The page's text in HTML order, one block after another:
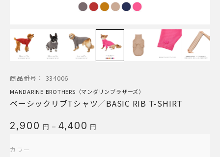
商品番号： 334006
MANDARINE BROTHERS（マンダリンブラザーズ）
ベーシックリブTシャツ／BASIC RIB T-SHIRT
2,900
円 – 4,400 円
カラー